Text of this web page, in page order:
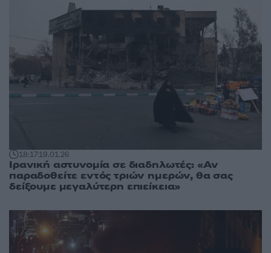
18:1719.01.26
Ιρανική αστυνομία σε διαδηλωτές: «Αν
παραδοθείτε εντός τριών ημερών, θα σας
δείξουμε μεγαλύτερη επιείκεια»